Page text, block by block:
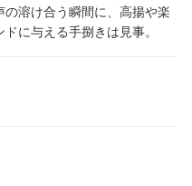
溶け合う瞬間に、高揚や楽
に与える手捌きは見事。